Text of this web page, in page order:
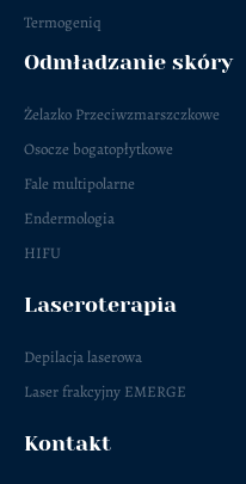
Termogeniq
Odmładzanie skóry
Żelazko Przeciwzmarszczkowe
Osocze bogatopłytkowe
Fale multipolarne
Endermologia
HIFU
Laseroterapia
Depilacja laserowa
Laser frakcyjny EMERGE
Kontakt